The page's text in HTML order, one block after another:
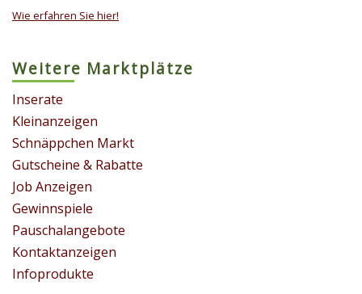
Wie erfahren Sie hier!
Weitere Marktplätze
Inserate
Kleinanzeigen
Schnäppchen Markt
Gutscheine & Rabatte
Job Anzeigen
Gewinnspiele
Pauschalangebote
Kontaktanzeigen
Infoprodukte